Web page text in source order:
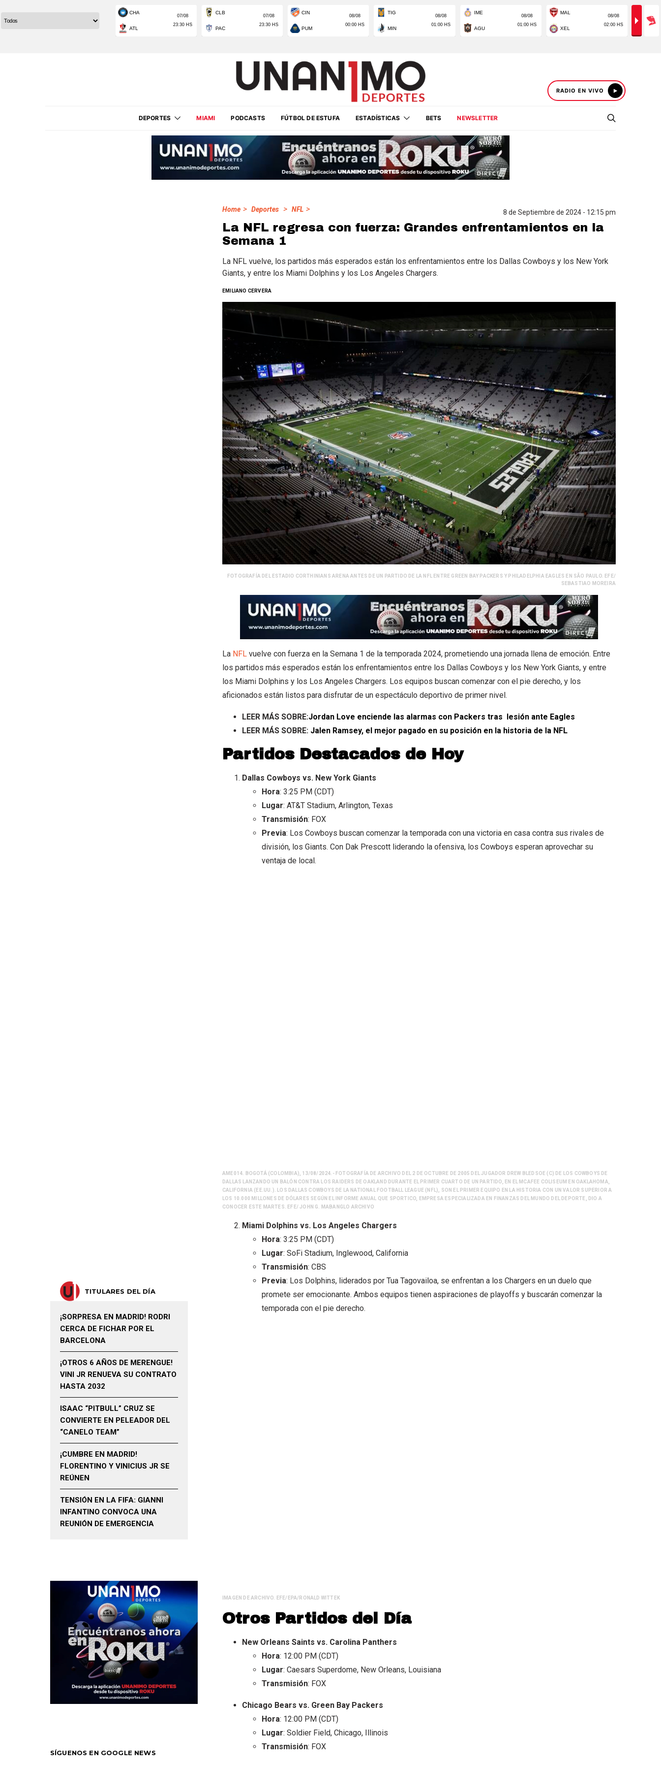
RADIO EN VIVO
DEPORTES MIAMI PODCASTS FÚTBOL DE ESTUFA ESTADÍSTICAS BETS NEWSLETTER
Home > Deportes > NFL > 8 de Septiembre de 2024 - 12:15 pm
La NFL regresa con fuerza: Grandes enfrentamientos en la
Semana 1
La NFL vuelve, los partidos más esperados están los enfrentamientos entre los Dallas Cowboys y los New York
Giants, y entre los Miami Dolphins y los Los Angeles Chargers.
EMILIANO CERVERA
FOTOGRAFÍA DEL ESTADIO CORTHINIANS ARENA ANTES DE UN PARTIDO DE LA NFL ENTRE GREEN BAY PACKERS Y PHILADELPHIA EAGLES EN SÃO PAULO. EFE/
SEBASTIAO MOREIRA
La NFL vuelve con fuerza en la Semana 1 de la temporada 2024, prometiendo una jornada llena de emoción. Entre
los partidos más esperados están los enfrentamientos entre los Dallas Cowboys y los New York Giants, y entre
los Miami Dolphins y los Los Angeles Chargers. Los equipos buscan comenzar con el pie derecho, y los
aficionados están listos para disfrutar de un espectáculo deportivo de primer nivel.
LEER MÁS SOBRE:Jordan Love enciende las alarmas con Packers tras lesión ante Eagles
LEER MÁS SOBRE: Jalen Ramsey, el mejor pagado en su posición en la historia de la NFL
Partidos Destacados de Hoy
Dallas Cowboys vs. New York Giants
Hora: 3:25 PM (CDT)
Lugar: AT&T Stadium, Arlington, Texas
Transmisión: FOX
Previa: Los Cowboys buscan comenzar la temporada con una victoria en casa contra sus rivales de
división, los Giants. Con Dak Prescott liderando la ofensiva, los Cowboys esperan aprovechar su
ventaja de local.
AME014. BOGOTÁ (COLOMBIA), 13/08/2024.- FOTOGRAFÍA DE ARCHIVO DEL 2 DE OCTUBRE DE 2005 DEL JUGADOR DREW BLEDSOE (C) DE LOS COWBOYS DE
DALLAS LANZANDO UN BALÓN CONTRA LOS RAIDERS DE OAKLAND DURANTE EL PRIMER CUARTO DE UN PARTIDO, EN EL MCAFEE COLISEUM EN OAKLAHOMA,
CALIFORNIA (EE.UU.). LOS DALLAS COWBOYS DE LA NATIONAL FOOTBALL LEAGUE (NFL), SON EL PRIMER EQUIPO EN LA HISTORIA CON UN VALOR SUPERIOR A
LOS 10.000 MILLONES DE DÓLARES SEGÚN EL INFORME ANUAL QUE SPORTICO, EMPRESA ESPECIALIZADA EN FINANZAS DEL MUNDO DEL DEPORTE, DIO A
CONOCER ESTE MARTES. EFE/ JOHN G. MABANGLO ARCHIVO
Miami Dolphins vs. Los Angeles Chargers
Hora: 3:25 PM (CDT)
Lugar: SoFi Stadium, Inglewood, California
Transmisión: CBS
Previa: Los Dolphins, liderados por Tua Tagovailoa, se enfrentan a los Chargers en un duelo que
promete ser emocionante. Ambos equipos tienen aspiraciones de playoffs y buscarán comenzar la
temporada con el pie derecho.
IMAGEN DE ARCHIVO. EFE/EPA/RONALD WITTEK
Otros Partidos del Día
New Orleans Saints vs. Carolina Panthers
Hora: 12:00 PM (CDT)
Lugar: Caesars Superdome, New Orleans, Louisiana
Transmisión: FOX
Chicago Bears vs. Green Bay Packers
Hora: 12:00 PM (CDT)
Lugar: Soldier Field, Chicago, Illinois
Transmisión: FOX
TITULARES DEL DÍA
¡SORPRESA EN MADRID! RODRI
CERCA DE FICHAR POR EL
BARCELONA
¡OTROS 6 AÑOS DE MERENGUE!
VINI JR RENUEVA SU CONTRATO
HASTA 2032
ISAAC “PITBULL” CRUZ SE
CONVIERTE EN PELEADOR DEL
“CANELO TEAM”
¡CUMBRE EN MADRID!
FLORENTINO Y VINICIUS JR SE
REÚNEN
TENSIÓN EN LA FIFA: GIANNI
INFANTINO CONVOCA UNA
REUNIÓN DE EMERGENCIA
SÍGUENOS EN GOOGLE NEWS